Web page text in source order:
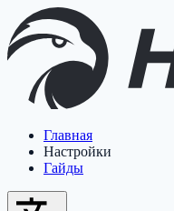
Главная
Настройки
Гайды